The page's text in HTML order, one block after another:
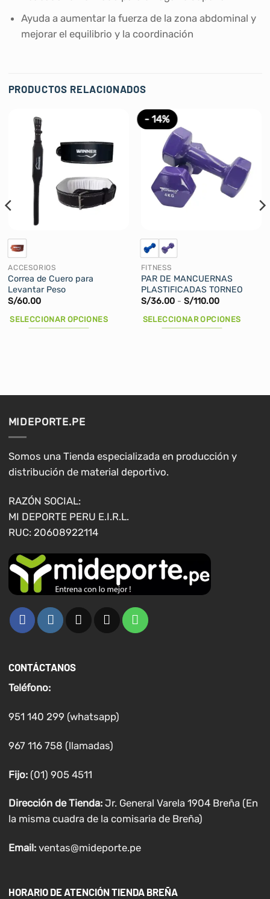
Ayuda a aumentar la fuerza de la zona abdominal y
mejorar el equilibrio y la coordinación
PRODUCTOS RELACIONADOS
ACCESORIOS
Correa de Cuero para
Levantar Peso
S/60.00
SELECCIONAR OPCIONES
se
pueden
elegir
en
página
de
producto
- 14%
FITNESS
PAR DE MANCUERNAS
PLASTIFICADAS TORNEO
S/36.00 - S/110.00Rango
precios:
desde
SELECCIONAR OPCIONES
elegir
en
MIDEPORTE.PE
Somos una Tienda especializada en producción y
distribución de material deportivo.
RAZÓN SOCIAL:
MI DEPORTE PERU E.I.R.L.
RUC: 20608922114
CONTÁCTANOS
Teléfono:
951 140 299 (whatsapp)
967 116 758 (llamadas)
Fijo:(01) 905 4511
Dirección de Tienda: Jr. General Varela 1904 Breña (En
la misma cuadra de la comisaria de Breña)
Email: ventas@mideporte.pe
HORARIO DE ATENCIÓN TIENDA BREÑA